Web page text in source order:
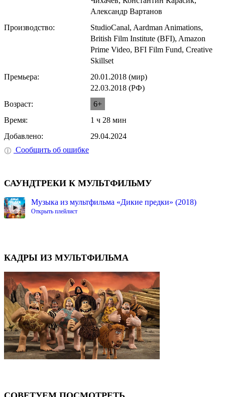
Александр Вартанов
Производство:
StudioCanal, Aardman Animations,
British Film Institute (BFI), Amazon
Prime Video, BFI Film Fund, Creative
Skillset
Премьера:
20.01.2018 (мир)
22.03.2018 (РФ)
Возраст:
6+
Время:
1 ч 28 мин
Добавлено:
29.04.2024
Сообщить об ошибке
САУНДТРЕКИ К МУЛЬТФИЛЬМУ
Музыка из мультфильма «Дикие предки» (2018)
Открыть плейлист
КАДРЫ ИЗ МУЛЬТФИЛЬМА